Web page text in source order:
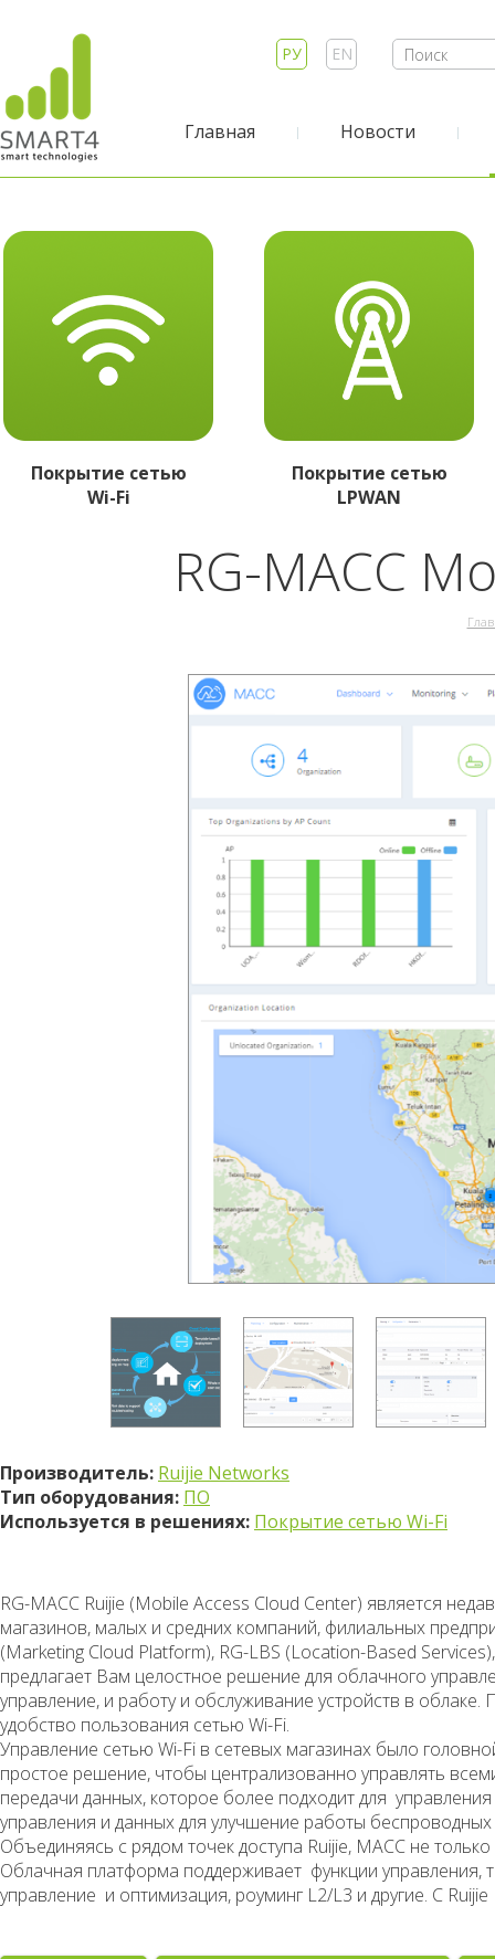
РУ EN
Главная Новости
Покрытие сетью
Wi-Fi
Покрытие сетью
LPWAN
RG-MACC
Производитель: Ruijie Networks
Тип оборудования: ПО
Используется в решениях: Покрытие сетью Wi-Fi
RG-MACC Ruijie (Mobile Access Cloud Center) является
магазинов, малых и средних компаний, филиальных
(Marketing Cloud Platform), RG-LBS (Location-Based Services
предлагает Вам целостное решение для облачного
управление, и работу и обслуживание устройств в
удобство пользования сетью Wi-Fi.
Управление сетью Wi-Fi в сетевых магазинах было
простое решение, чтобы централизованно управлять
передачи данных, которое более подходит для
управления и данных для улучшение работы беспроводных
Объединяясь с рядом точек доступа Ruijie, MACC не
Облачная платформа поддерживает функции управления,
управление и оптимизация, роуминг L2/L3 и другие. С